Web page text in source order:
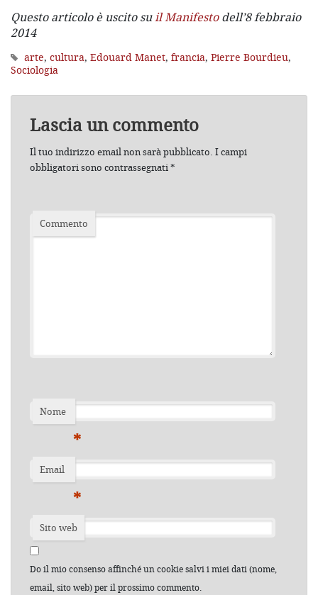
Questo articolo è uscito suil Manifestodell’8 febbraio
2014
arte, cultura, Edouard Manet, francia, Pierre Bourdieu,
Sociologia
Lascia un commento
Il tuo indirizzo email non sarà pubblicato. I campi
obbligatori sono contrassegnati*
Commento
Nome
*
Email
*
Sito web
Do il mio consenso affinché un cookie salvi i miei dati (nome,
email, sito web) per il prossimo commento.